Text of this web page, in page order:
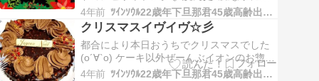
っていたようです。。。大渋滞？週末にイ
ベントが重なると大変な目に遭いますので
(過去の経験から)我が家は静かにおうちで過
ごしております(･_･; 我が家は今年はサンタ
は来ないし気楽な夜です(*´꒳…
4年前 ﾂｲﾝｿｳﾙ22歳年下旦那君45歳高齢出産熟女妻の日々徒然
クリスマスイヴイヴ☆彡
都合により本日おうちでクリスマスでした
(о´∀`о) ケーキ以外ぜーんぶイオンのお惣菜
です〜＼(^o^)／ 犬ケーキは売り切れでした
4年前 ﾂｲﾝｿｳﾙ22歳年下旦那君45歳高齢出産熟女妻の日々徒然